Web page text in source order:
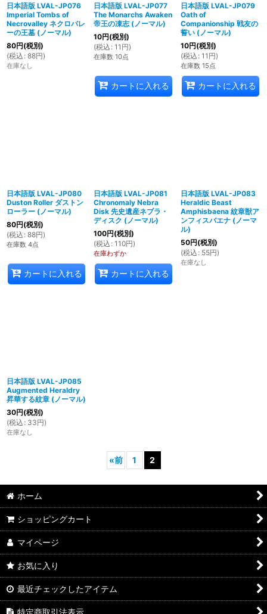
日本語版 LVAL-JP076
Imperial Tombs of
Necrovalley ネクロバレ
ーの王墓 (ノーマル)
80円(税別)
(税込 : 88円)
在庫なし
日本語版 LVAL-JP077
The Monarchs Awaken
帝王の凍志 (ノーマル)
10円(税別)
(税込 : 11 円)
在庫数 10点
カートに入れる
日本語版 LVAL-JP079
Oath of
Companionship 戦友の
誓い (ノーマル)
10円(税別)
(税込 : 11 円)
在庫数 15点
カートに入れる
日本語版 LVAL-JP080
Duston Roller ダストン
ローラー (ノーマル)
80円(税別)
(税込 : 88円)
在庫数 4点
カートに入れる
日本語版 LVAL-JP081
Chronomaly Nebra
Disk 先史遺産ネブラ・
ディスク (ノーマル)
100円(税別)
(税込 : 110円)
在庫わずか
カートに入れる
日本語版 LVAL-JP083
Heraldic Beast
Amphisbaena 紋章獣ア
ンフィスバエナ (ノーマ
ル)
50円(税別)
(税込 : 55円)
在庫なし
日本語版 LVAL-JP085
Augmented Heraldry
昇華する紋章 (ノーマル)
30円(税別)
(税込 : 33円)
在庫なし
«前 1 2
ホーム
ショッピングカート
マイページ
お気に入り
最近チェックしたアイテム
特定商取引法表示